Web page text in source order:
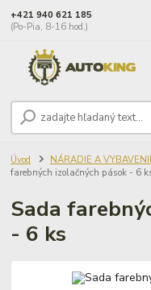
+421 940 621 185
(Po-Pia, 8-16 hod.)
Úvod NÁRADIE A
farebných izolačných pások - 6
Sada
- 6 ks